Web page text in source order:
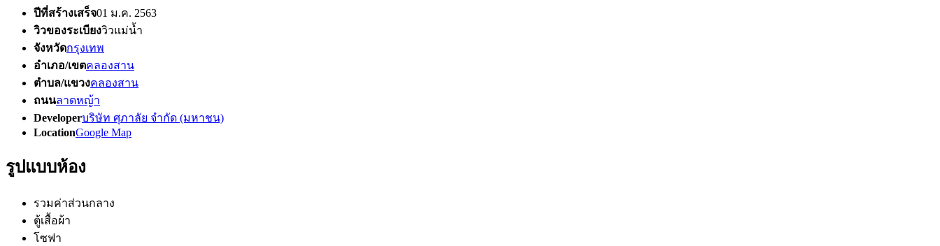
ปีที่สร้างเสร็จ01 ม.ค. 2563
วิวของระเบียงวิวแม่น้ำ
จังหวัดกรุงเทพ
อำเภอ/เขตคลองสาน
ตำบล/แขวงคลองสาน
ถนนลาดหญ้า
Developerบริษัท ศุภาลัย จำกัด (มหาชน)
LocationGoogle Map
รูปแบบห้อง
รวมค่าส่วนกลาง
ตู้เสื้อผ้า
โซฟา